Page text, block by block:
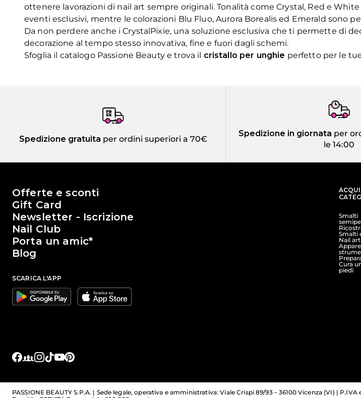
ottenere lavorazioni di nail art sempre originali. Tonalità come Crystal, Red e
eventi esclusivi, mentre le colorazioni Blu Fluo, Aurora Borealis ed Emerald
Da non perdere anche i CrystalPixie, una soluzione esclusiva che ti permette di
decorazione al tempo stesso innovativa, fine e fuori dagli schemi.
Sfoglia il catalogo Passione Beauty e trova il cristallo per unghie perfetto per le
Spedizione gratuita per ordini superiori a 70€
Spedizione in giornata per
le 14:00
Il mondo di Passione Beauty
Offerte e sconti
Gift Card
Newsletter - Iscrizione
Nail Club
Porta un amic*
Blog
SCARICA L'APP
Google Apple
Link sociali
Facebook
Facebook Groups
Instagram
TikTokYouTube
Pinterest
Smalti
Smalti
Nail art
Cura
piedi
PASSIONE BEAUTY S.P.A. | Sede legale, operativa e amministrativa: Viale Crispi 89/93 – 36100 Vicenza (VI) | P.IVA